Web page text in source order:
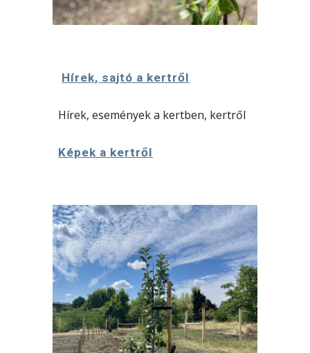
Hírek, sajtó a kertről
Hírek, események a kertben, kertről
Képek a kertről